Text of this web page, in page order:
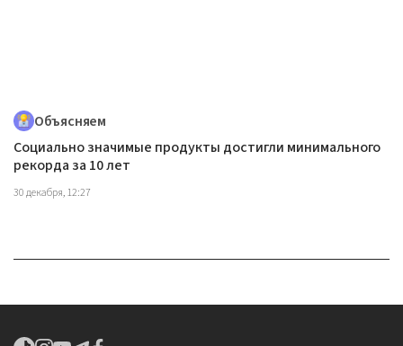
Объясняем
Социально значимые продукты достигли минимального
рекорда за 10 лет
30 декабря, 12:27